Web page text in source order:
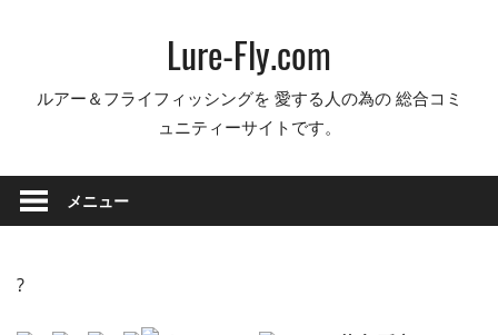
Lure-Fly.com
ルアー＆フライフィッシングを 愛する人の為の 総合コミ
ュニティーサイトです。
メニュー
?